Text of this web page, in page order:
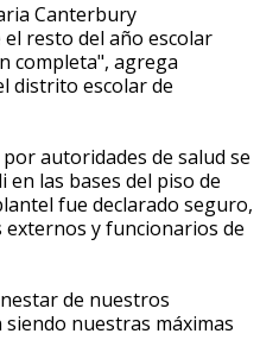
Canterbury
resto del año escolar
completa", agrega
distrito escolar de
autoridades de salud se
en las bases del piso de
fue declarado seguro,
y funcionarios de
de nuestros
nuestras máximas